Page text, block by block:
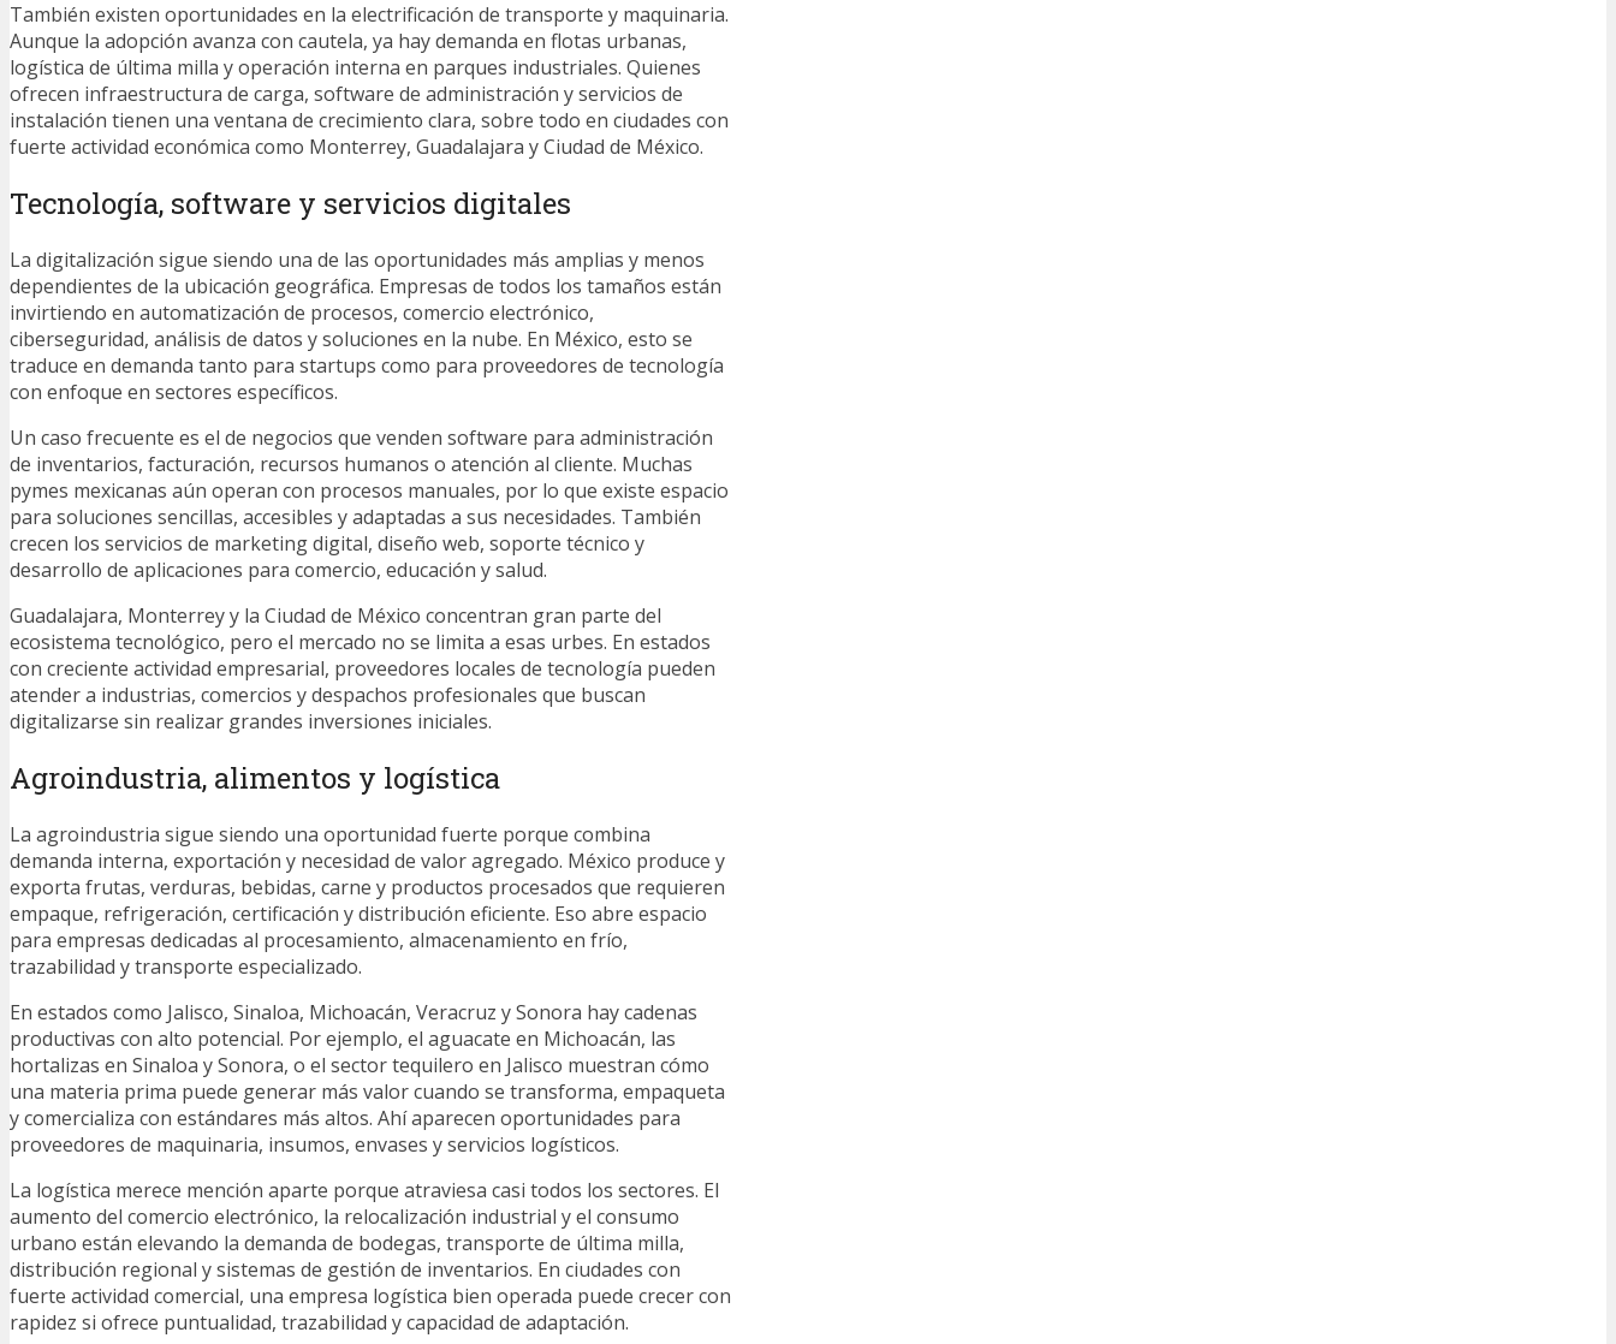
También existen oportunidades en la electrificación de transporte y maquinaria.
Aunque la adopción avanza con cautela, ya hay demanda en flotas urbanas,
logística de última milla y operación interna en parques industriales. Quienes
ofrecen infraestructura de carga, software de administración y servicios de
instalación tienen una ventana de crecimiento clara, sobre todo en ciudades con
fuerte actividad económica como Monterrey, Guadalajara y Ciudad de México.
Tecnología, software y servicios digitales
La digitalización sigue siendo una de las oportunidades más amplias y menos
dependientes de la ubicación geográfica. Empresas de todos los tamaños están
invirtiendo en automatización de procesos, comercio electrónico,
ciberseguridad, análisis de datos y soluciones en la nube. En México, esto se
traduce en demanda tanto para startups como para proveedores de tecnología
con enfoque en sectores específicos.
Un caso frecuente es el de negocios que venden software para administración
de inventarios, facturación, recursos humanos o atención al cliente. Muchas
pymes mexicanas aún operan con procesos manuales, por lo que existe espacio
para soluciones sencillas, accesibles y adaptadas a sus necesidades. También
crecen los servicios de marketing digital, diseño web, soporte técnico y
desarrollo de aplicaciones para comercio, educación y salud.
Guadalajara, Monterrey y la Ciudad de México concentran gran parte del
ecosistema tecnológico, pero el mercado no se limita a esas urbes. En estados
con creciente actividad empresarial, proveedores locales de tecnología pueden
atender a industrias, comercios y despachos profesionales que buscan
digitalizarse sin realizar grandes inversiones iniciales.
Agroindustria, alimentos y logística
La agroindustria sigue siendo una oportunidad fuerte porque combina
demanda interna, exportación y necesidad de valor agregado. México produce y
exporta frutas, verduras, bebidas, carne y productos procesados que requieren
empaque, refrigeración, certificación y distribución eficiente. Eso abre espacio
para empresas dedicadas al procesamiento, almacenamiento en frío,
trazabilidad y transporte especializado.
En estados como Jalisco, Sinaloa, Michoacán, Veracruz y Sonora hay cadenas
productivas con alto potencial. Por ejemplo, el aguacate en Michoacán, las
hortalizas en Sinaloa y Sonora, o el sector tequilero en Jalisco muestran cómo
una materia prima puede generar más valor cuando se transforma, empaqueta
y comercializa con estándares más altos. Ahí aparecen oportunidades para
proveedores de maquinaria, insumos, envases y servicios logísticos.
La logística merece mención aparte porque atraviesa casi todos los sectores. El
aumento del comercio electrónico, la relocalización industrial y el consumo
urbano están elevando la demanda de bodegas, transporte de última milla,
distribución regional y sistemas de gestión de inventarios. En ciudades con
fuerte actividad comercial, una empresa logística bien operada puede crecer con
rapidez si ofrece puntualidad, trazabilidad y capacidad de adaptación.